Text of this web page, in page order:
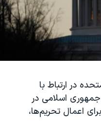
در ارتباط با
جمهوری اسلامی در
اعمال تحریم‌ها،